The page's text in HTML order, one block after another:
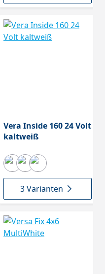
Vera Inside 160 24 Volt
kaltweiß
3 Varianten